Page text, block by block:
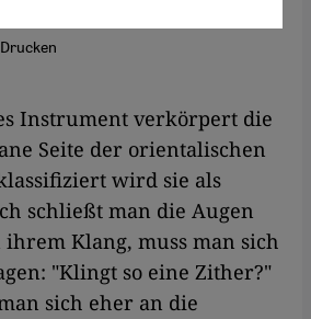
Drucken
Instrument verkörpert die
Seite der orientalischen
wird sie als
schließt man die Augen
Klang, muss man sich
"Klingt so eine Zither?"
sich eher an die